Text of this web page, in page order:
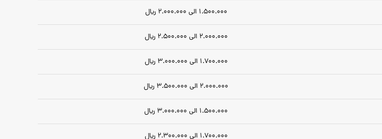
1.500.000 الی 2.000.000 ریال
2.000.000 الی 2.500.000 ریال
1.700.000 الی 3.000.000 ریال
2.000.000 الی 3.500.000 ریال
1.500.000 الی 3.000.000 ریال
1.700.000 الی 2.300.000 ریال